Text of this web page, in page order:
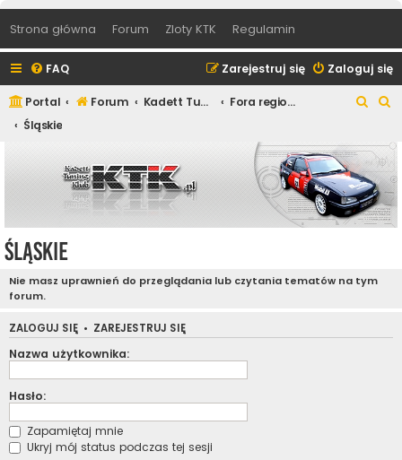
Strona główna Forum Zloty KTK Regulamin
FAQ Zaloguj się
Zarejestruj się
Portal Forum Kadett Tuning Klub
Fora regionalne
Śląskie
u
k
a
u
k
a
j
Śląskie
Nie masz uprawnień do przeglądania lub czytania tematów na tym
forum.
ZALOGUJ SIĘ • ZAREJESTRUJ SIĘ
Nazwa użytkownika:
Hasło:
Zapamiętaj mnie
Ukryj mój status podczas tej sesji